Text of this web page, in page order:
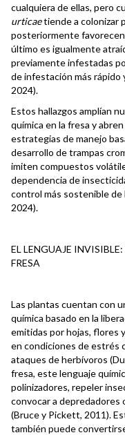
cualquiera de ellas, pero
urticaetiende a colonizar
posteriormente
último es igualmente
previamente infestadas
de infestación más rápido
2024).
Estos hallazgos amplían
química en la fresa y
estrategias de manejo
desarrollo de trampas
imiten compuestos
dependencia de
control más sostenible de
2024).
EL LENGUAJE
FRESA
Las plantas cuentan con
química basado en la
emitidas por hojas, flores
en condiciones de estrés
ataques de herbívoros
fresa, este lenguaje
polinizadores, repeler
convocar a depredadores
(Bruce y Pickett, 2011).
también puede